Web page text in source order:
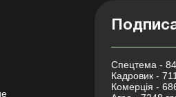
Спецтема -
Кадровик -
Комерція -